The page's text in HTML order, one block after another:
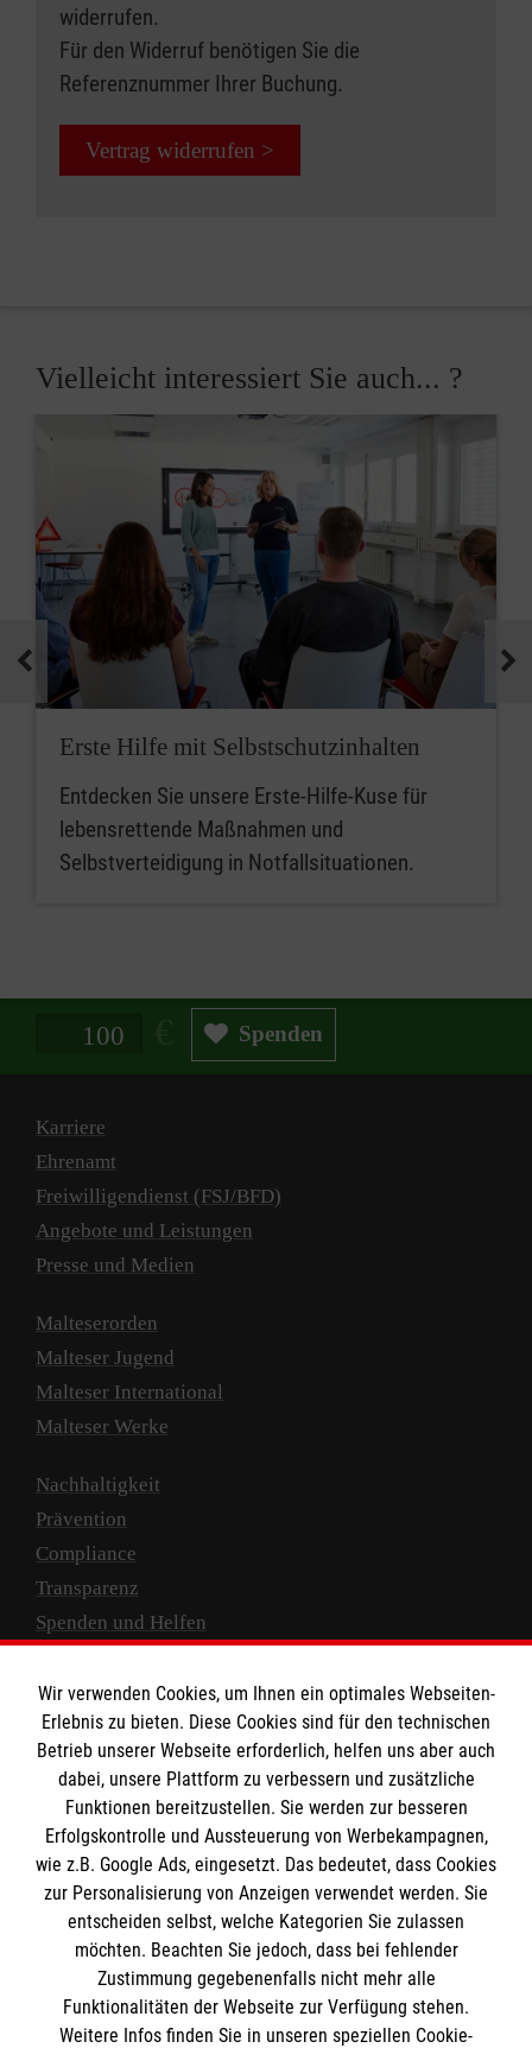
widerrufen.
Für den Widerruf benötigen Sie die
Referenznummer Ihrer Buchung.
Vertrag widerrufen >
Vielleicht interessiert Sie auch... ?
Erste Hilfe mit Selbstschutzinhalten
Entdecken Sie unsere Erste-Hilfe-Kuse für
lebensrettende Maßnahmen und
Selbstverteidigung in Notfallsituationen.
Spendenbetrag in Euro Spenden
Karriere
Ehrenamt
Freiwilligendienst (FSJ/BFD)
Angebote und Leistungen
Presse und Medien
Malteserorden
Malteser Jugend
Malteser International
Malteser Werke
Nachhaltigkeit
Prävention
Compliance
Transparenz
Spenden und Helfen
Empfänger: Malteser Hilfsdienst e.V.
IBAN: DE10 3706 0120 1201 2000 12
BIC: GENODED 1PA7
Wir verwenden Cookies, um Ihnen ein optimales Webseiten-
Erlebnis zu bieten. Diese Cookies sind für den technischen
Betrieb unserer Webseite erforderlich, helfen uns aber auch
dabei, unsere Plattform zu verbessern und zusätzliche
Funktionen bereitzustellen. Sie werden zur besseren
Erfolgskontrolle und Aussteuerung von Werbekampagnen,
wie z.B. Google Ads, eingesetzt. Das bedeutet, dass Cookies
zur Personalisierung von Anzeigen verwendet werden. Sie
entscheiden selbst, welche Kategorien Sie zulassen
möchten. Beachten Sie jedoch, dass bei fehlender
Zustimmung gegebenenfalls nicht mehr alle
Funktionalitäten der Webseite zur Verfügung stehen.
Weitere Infos finden Sie in unseren speziellen Cookie-